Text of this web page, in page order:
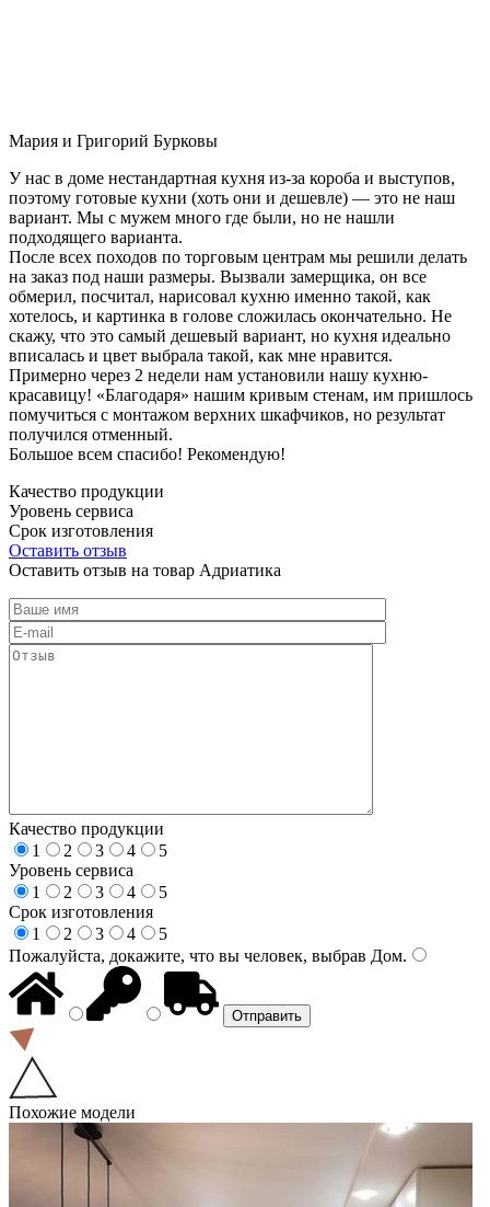
Мария и Григорий Бурковы
У нас в доме нестандартная кухня из-за короба и выступов,
поэтому готовые кухни (хоть они и дешевле) — это не наш
вариант. Мы с мужем много где были, но не нашли
подходящего варианта.
После всех походов по торговым центрам мы решили делать
на заказ под наши размеры. Вызвали замерщика, он все
обмерил, посчитал, нарисовал кухню именно такой, как
хотелось, и картинка в голове сложилась окончательно. Не
скажу, что это самый дешевый вариант, но кухня идеально
вписалась и цвет выбрала такой, как мне нравится.
Примерно через 2 недели нам установили нашу кухню-
красавицу! «Благодаря» нашим кривым стенам, им пришлось
помучиться с монтажом верхних шкафчиков, но результат
получился отменный.
Большое всем спасибо! Рекомендую!
Качество продукции
Уровень сервиса
Срок изготовления
Оставить отзыв
Оставить отзыв на товар Адриатика
Качество продукции
1
2 3 4
5
Уровень сервиса
1
2 3 4
5
Срок изготовления
1
2 3 4
5
Пожалуйста, докажите, что вы человек, выбрав Дом.
Похожие модели